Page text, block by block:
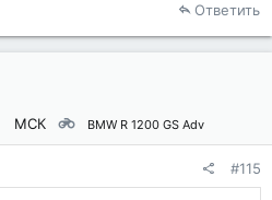
Ответить
МСК BMW R 1200 GS Adv
#115